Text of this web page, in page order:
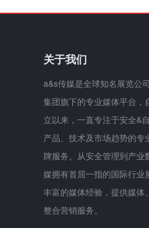
关于我们
a&s传媒是全球知名展览公
集团旗下的专业媒体平台，
立以来，一直专注于安全&
产品、技术及市场趋势的专
牌服务。从安全管理到产业
媒拥有首屈一指的国际行业
丰富的媒体经验，提供媒体
整合营销服务。